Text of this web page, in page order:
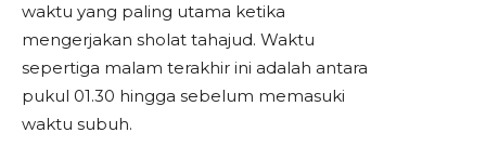
waktu yang paling utama ketika
mengerjakan sholat tahajud. Waktu
sepertiga malam terakhir ini adalah antara
pukul 01.30 hingga sebelum memasuki
waktu subuh.